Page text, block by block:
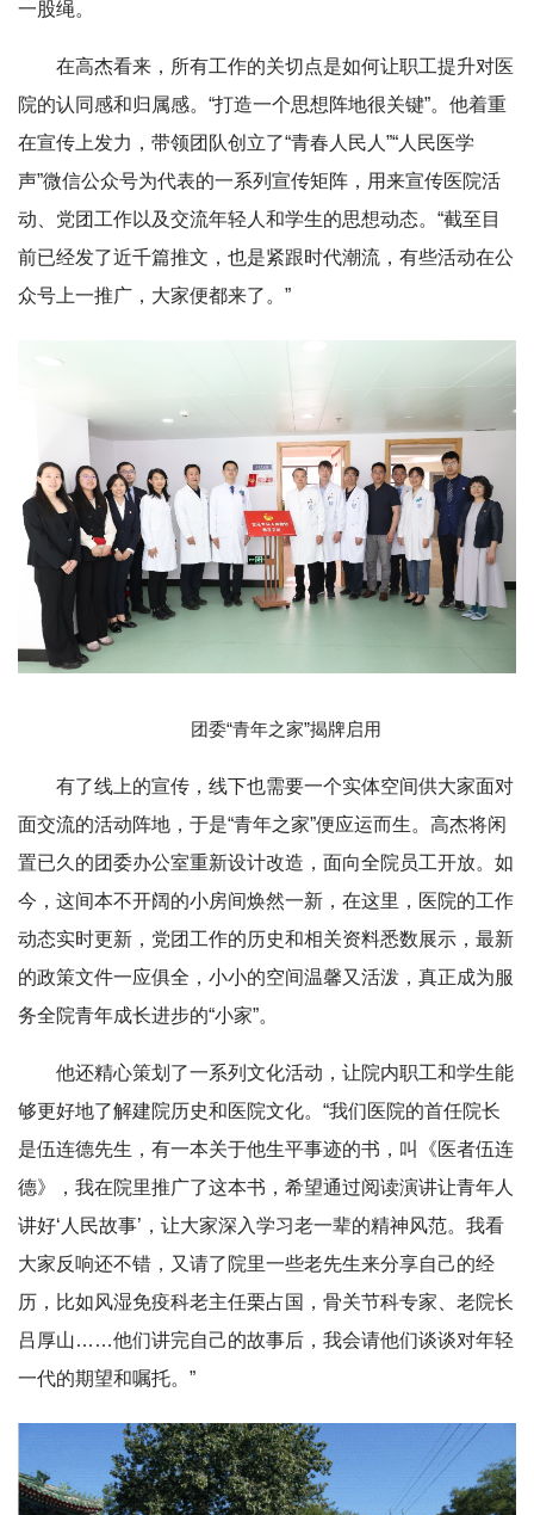
一股绳。
在高杰看来，所有工作的关切点是如何让职工提升对医
院的认同感和归属感。“打造一个思想阵地很关键”。他着重
在宣传上发力，带领团队创立了“青春人民人”“人民医学
声”微信公众号为代表的一系列宣传矩阵，用来宣传医院活
动、党团工作以及交流年轻人和学生的思想动态。“截至目
前已经发了近千篇推文，也是紧跟时代潮流，有些活动在公
众号上一推广，大家便都来了。”
团委“青年之家”揭牌启用
有了线上的宣传，线下也需要一个实体空间供大家面对
面交流的活动阵地，于是“青年之家”便应运而生。高杰将闲
置已久的团委办公室重新设计改造，面向全院员工开放。如
今，这间本不开阔的小房间焕然一新，在这里，医院的工作
动态实时更新，党团工作的历史和相关资料悉数展示，最新
的政策文件一应俱全，小小的空间温馨又活泼，真正成为服
务全院青年成长进步的“小家”。
他还精心策划了一系列文化活动，让院内职工和学生能
够更好地了解建院历史和医院文化。“我们医院的首任院长
是伍连德先生，有一本关于他生平事迹的书，叫《医者伍连
德》，我在院里推广了这本书，希望通过阅读演讲让青年人
讲好‘人民故事’，让大家深入学习老一辈的精神风范。我看
大家反响还不错，又请了院里一些老先生来分享自己的经
历，比如风湿免疫科老主任栗占国，骨关节科专家、老院长
吕厚山……他们讲完自己的故事后，我会请他们谈谈对年轻
一代的期望和嘱托。”